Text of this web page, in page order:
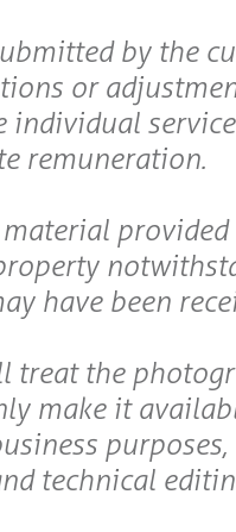
by the
or
individual
remuneration.
have been
treat the
make it
technical